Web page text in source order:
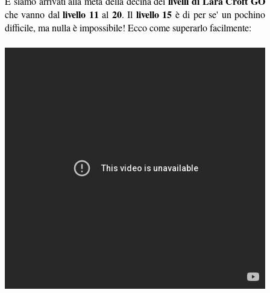
che vanno dallivello 11 al 20. Il livello 15 è di per se' un pochino
difficile, ma nulla è impossibile! Ecco come superarlo facilmente: